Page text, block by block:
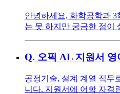
안녕하세요, 화학공학과
는 못 하지만 궁금한 점이
Q. 오픽 AL 지원서 영
공정기술, 설계 계열 직무
니다. 지원서에 어학 자격